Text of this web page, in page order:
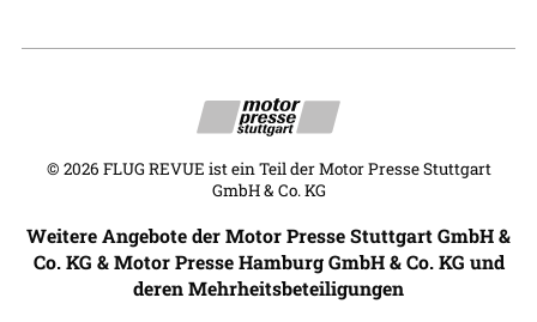
© 2026 FLUG REVUE ist ein Teil der Motor Presse Stuttgart
GmbH & Co. KG
Weitere Angebote der Motor Presse Stuttgart GmbH &
Co. KG & Motor Presse Hamburg GmbH & Co. KG und
deren Mehrheitsbeteiligungen